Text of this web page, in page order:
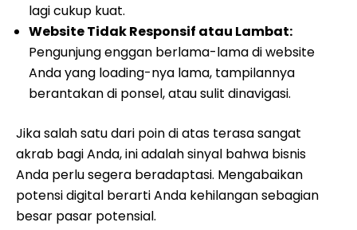
lagi cukup kuat.
Website Tidak Responsif atau Lambat:
Pengunjung enggan berlama-lama di website
Anda yang loading-nya lama, tampilannya
berantakan di ponsel, atau sulit dinavigasi.
Jika salah satu dari poin di atas terasa sangat
akrab bagi Anda, ini adalah sinyal bahwa bisnis
Anda perlu segera beradaptasi. Mengabaikan
potensi digital berarti Anda kehilangan sebagian
besar pasar potensial.